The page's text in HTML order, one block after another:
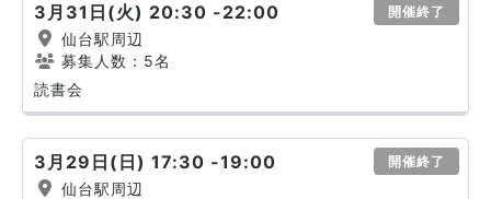
3月31日(火) 20:30 -22:00 開催終了
仙台駅周辺
募集人数：5名
読書会
3月29日(日) 17:30 -19:00 開催終了
仙台駅周辺